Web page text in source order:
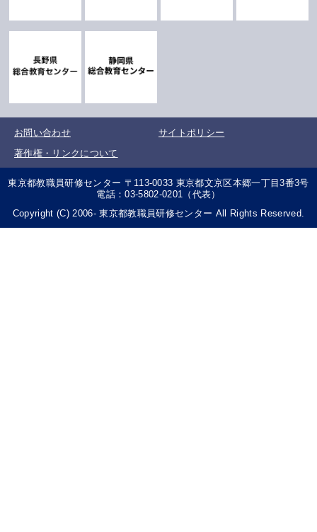
お問い合わせ
サイトポリシー
著作権・リンクについて
東京都教職員研修センター 〒113-0033 東京都文京区本郷一丁目3番3号
電話：03-5802-0201（代表）
Copyright (C) 2006- 東京都教職員研修センター All Rights Reserved.